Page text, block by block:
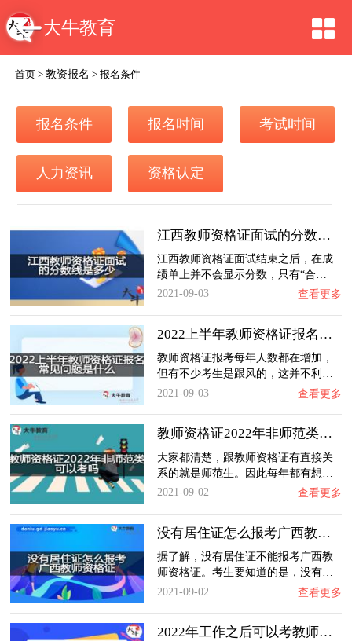
大牛教育
首页 >教资报名 >报名条件
报名条件 报名时间 考试时间
人力资讯 资格认定
江西教师资格证面试的分数线是多少？
江西教师资格证面试结束之后，在成
绩单上并不会显示分数，只有“合…
2021-09-03
查看更多
2022上半年教师资格证报名常见问题是什么？
教师资格证报考每年人数都在增加，
但有不少考生是跟风的，这并不利…
2021-09-03
查看更多
教师资格证2022年非师范类可以考吗？
大家都清楚，跟教师资格证有直接关
系的就是师范生。因此每年都有想…
2021-09-02
查看更多
没有居住证怎么报考广西教师资格证？
据了解，没有居住证不能报考广西教
师资格证。考生要知道的是，没有…
2021-09-02
查看更多
2022年工作之后可以考教师资格证吗？